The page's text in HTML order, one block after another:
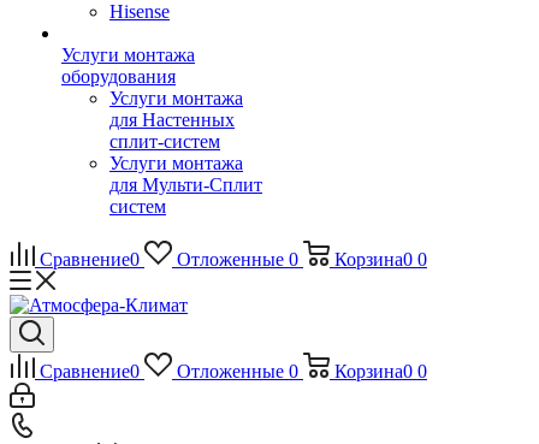
Hisense
Услуги монтажа
оборудования
Услуги монтажа
для Настенных
сплит-систем
Услуги монтажа
для Мульти-Сплит
систем
Сравнение0 Отложенные 0 Корзина0 0
Сравнение0 Отложенные 0 Корзина0 0